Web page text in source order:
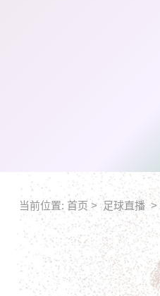
当前位置: 首页 > 足球直播 >